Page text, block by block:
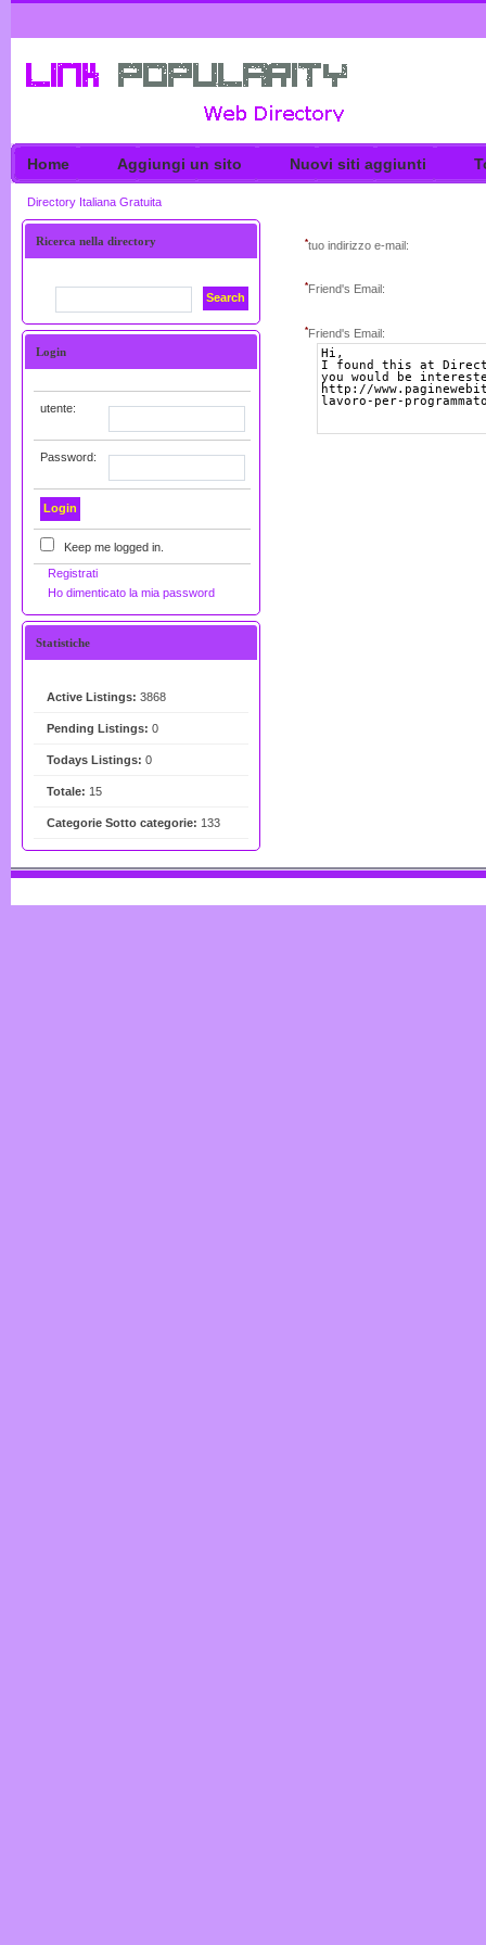
Home Aggiungi un sito Nuovi siti aggiunti
Directory Italiana Gratuita
Ricerca nella directory
Search
Login
utente:
Password:
Keep me logged in.
Registrati
Ho dimenticato la mia password
Statistiche
Active Listings: 3868
Pending Listings: 0
Todays Listings: 0
Totale: 15
Categorie Sotto categorie: 133
*tuo indirizzo e-mail:
* Friend's Email:
*Friend's Email: